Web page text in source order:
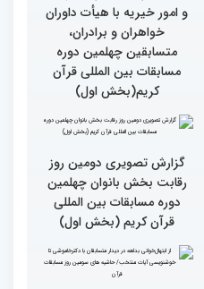
گزارش تصویری سومین روز
رقابت بخش برادران
چهلمین دوره مسابقات
بین‌المللی قرآن کریم(بخش
اول)
گزارش تصویری نشست
صمیمی رئیس سازمان اوقاف
و امور خیریه با هیأت داوران
خواهران و برادران،
متسابقین چهلمین دوره
مسابقات بین المللی قرآن